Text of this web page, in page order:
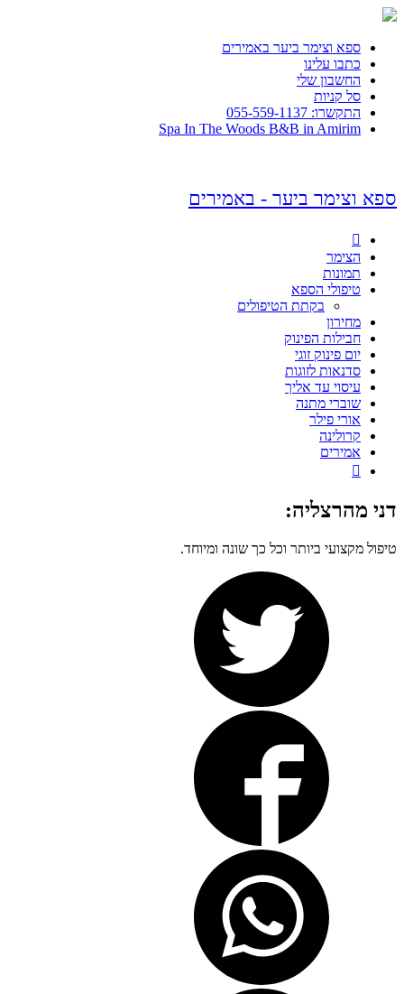
ספא וצימר ביער באמירים
כתבו עלינו
החשבון שלי
סל קניות
התקשרו: 055-559-1137
Spa In The Woods B&B in Amirim
ספא וצימר ביער - באמירים

הצימר
תמונות
טיפולי הספא
בקתת הטיפולים
מחירון
חבילות הפינוק
יום פינוק זוגי
סדנאות לזוגות
עיסוי עד אליך
שוברי מתנה
אורי פילר
קרולינה
אמירים

דני מהרצליה:
טיפול מקצועי ביותר וכל כך שונה ומיוחד.